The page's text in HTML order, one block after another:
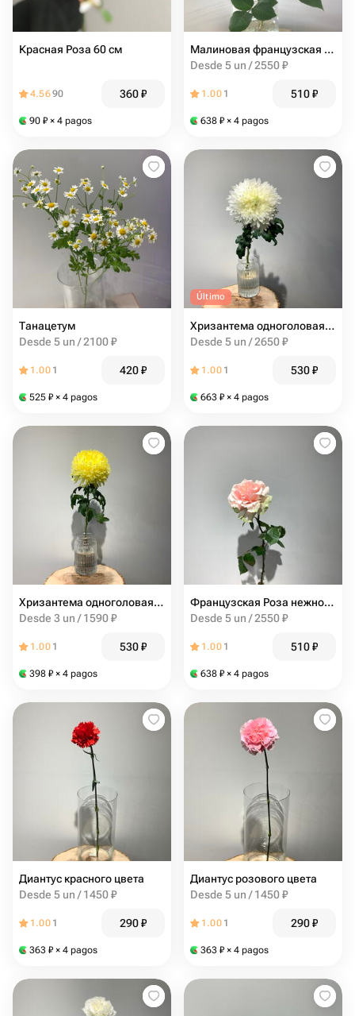
Красная Роза 60 см
4.5690 360₽
90 ₽ × 4 pagos
Малиновая французская Роза
Desde 5 un / 2550 ₽
1.00 1 510₽
638 ₽ × 4 pagos
Танацетум
Desde 5 un / 2100 ₽
1.00 1 420₽
525 ₽ × 4 pagos
Último
Хризантема одноголовая белая
Desde 5 un / 2650 ₽
1.00 1 530₽
663 ₽ × 4 pagos
Хризантема одноголовая желтая
Desde 3 un / 1590 ₽
1.00 1 530₽
398 ₽ × 4 pagos
Французская Роза нежно-розового цвета
Desde 5 un / 2550 ₽
1.00 1 510₽
638 ₽ × 4 pagos
Диантус красного цвета
Desde 5 un / 1450 ₽
1.00 1 290₽
363 ₽ × 4 pagos
Диантус розового цвета
Desde 5 un / 1450 ₽
1.00 1 290₽
363 ₽ × 4 pagos